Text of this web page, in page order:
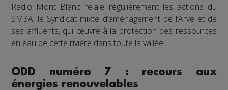
Radio Mont Blanc relaie régulièrement les actions du
SM3A, le Syndicat mixte d’aménagement de l’Arve et de
ses affluents, qui œuvre à la protection des ressources
en eau de cette rivière dans toute la vallée.
ODD numéro 7 : recours aux
énergies renouvelables